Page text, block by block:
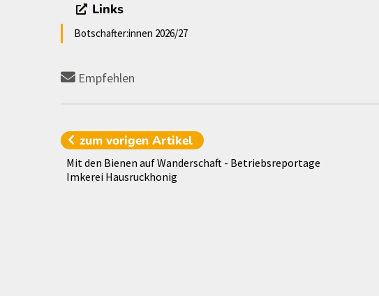
Links
Botschafter:innen 2026/27
Empfehlen
zum vorigenArtikel
Mit den Bienen auf Wanderschaft - Betriebsreportage
Imkerei Hausruckhonig